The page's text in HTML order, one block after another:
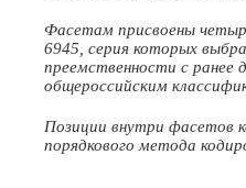
Фасетам присвоены
6945, серия которых
преемственности с ранее
общероссийским
Позиции внутри фасетов
порядкового метода